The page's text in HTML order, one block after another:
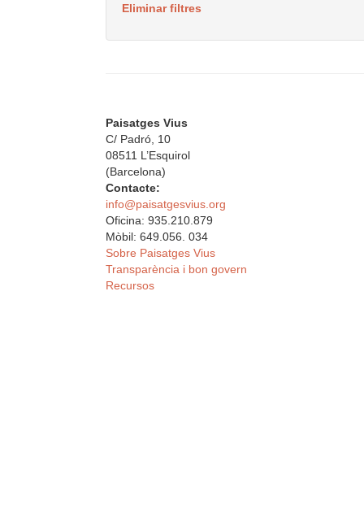
Eliminar filtres
Paisatges Vius
C/ Padró, 10
08511 L’Esquirol
(Barcelona)
Contacte:
info@paisatgesvius.org
Oficina: 935.210.879
Mòbil: 649.056. 034
Sobre Paisatges Vius
Transparència i bon govern
Recursos